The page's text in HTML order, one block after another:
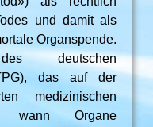
und damit als
Organspende.
deutschen
das auf der
medizinischen
wann Organe